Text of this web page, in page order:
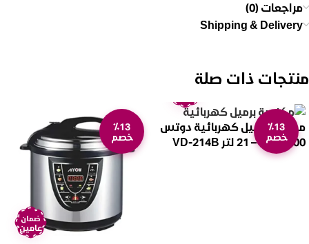
مراجعات (0)
Shipping & Delivery
منتجات ذات صلة
٪13
خصم
مكنسة برميل كهربائية دوتس
2000 وات – 21 لتر VD-214B
٪13
خصم
ضمان
عامين